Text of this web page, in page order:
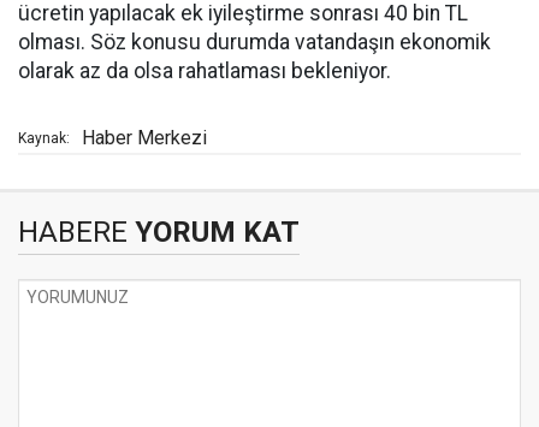
ücretin yapılacak ek iyileştirme sonrası 40 bin TL
olması. Söz konusu durumda vatandaşın ekonomik
olarak az da olsa rahatlaması bekleniyor.
Kaynak: Haber Merkezi
HABERE YORUM KAT